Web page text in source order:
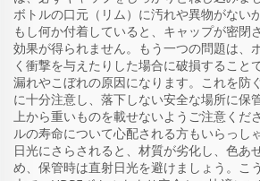
ボトルの口元（リム）に汚れや異物がない
もし何か付着していると、キャップが密閉
効果が得られません。もう一つの問題は、
く衝撃を与えたりした場合に破損すること
漏れやこぼれの原因になります。これを防
に十分注意し、落下しない安全な場所に保
上から重いものを載せないようご注意くだ
ルの寿命について心配される方もいらっし
日光にさらされると、材質が劣化し、色あ
め、保管時は直射日光を避けましょう。こ